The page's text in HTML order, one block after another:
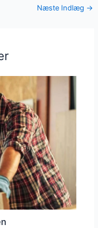
Næste Indlæg →